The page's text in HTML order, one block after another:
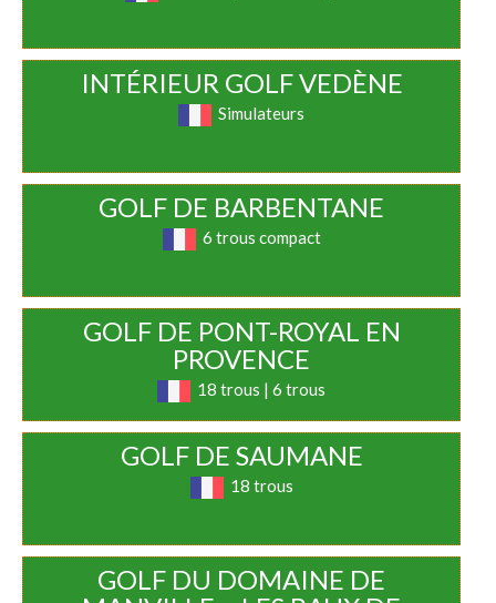
INTÉRIEUR GOLF VEDÈNE
Simulateurs
GOLF DE BARBENTANE
6 trous compact
GOLF DE PONT-ROYAL EN
PROVENCE
18 trous | 6 trous
GOLF DE SAUMANE
18 trous
GOLF DU DOMAINE DE